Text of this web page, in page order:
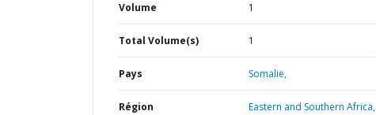
Volume 1
Total Volume(s) 1
Pays Somalie,
Région Eastern and Southern Africa,